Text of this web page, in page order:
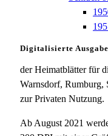
Digitalisierte
der Heimatblätter für
Warnsdorf, Rumburg,
zur Privaten Nutzung.
Ab August 2021